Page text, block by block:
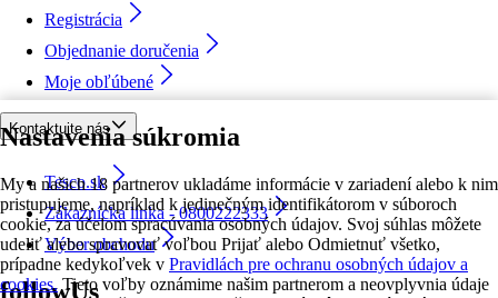
Nastavenia súkromia
My a našich 18 partnerov ukladáme informácie v zariadení alebo k nim
pristupujeme, napríklad k jedinečným identifikátorom v súboroch
cookie, za účelom spracúvania osobných údajov. Svoj súhlas môžete
udeliť alebo spravovať voľbou Prijať alebo Odmietnuť všetko,
prípadne kedykoľvek v Pravidlách pre ochranu osobných údajov a
cookies. Tieto voľby oznámime našim partnerom a neovplyvnia údaje
Registrácia
Objednanie doručenia
Moje obľúbené
Kontaktujte nás
Tesco.sk
Zákaznícka linka - 0800222333
Výber obchodu
followUs